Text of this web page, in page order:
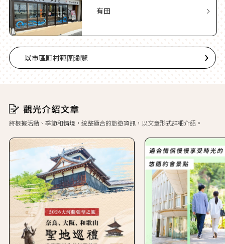
以市區町村範圍瀏覽
有田
將根據活動、季節和情境，統整適合的旅遊資訊，以文章形式詳細介紹。